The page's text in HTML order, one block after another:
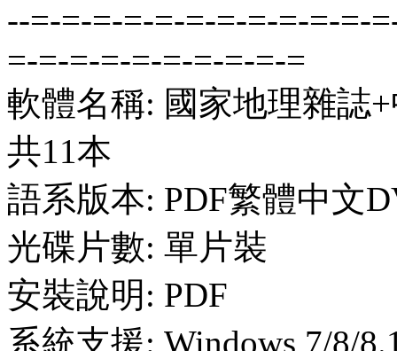
--=-=-=-=-=-=-=-=-=-=-=-
=-=-=-=-=-=-=-=-=-=
軟體名稱: 國家地理雜誌
共11本
語系版本: PDF繁體中文
光碟片數: 單片裝
安裝說明: PDF
系統支援: Windows 7/8/